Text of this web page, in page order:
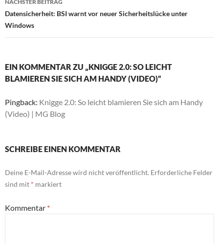
NÄCHSTER BEITRAG
Datensicherheit: BSI warnt vor neuer Sicherheitslücke unter
Windows
EIN KOMMENTAR ZU „KNIGGE 2.0: SO LEICHT
BLAMIEREN SIE SICH AM HANDY (VIDEO)“
Pingback: Knigge 2.0: So leicht blamieren Sie sich am Handy
(Video) | MG Blog
SCHREIBE EINEN KOMMENTAR
Deine E-Mail-Adresse wird nicht veröffentlicht. Erforderliche Felder
sind mit * markiert
Kommentar *